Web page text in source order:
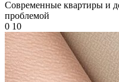
Современные квартиры и
проблемой
0 10